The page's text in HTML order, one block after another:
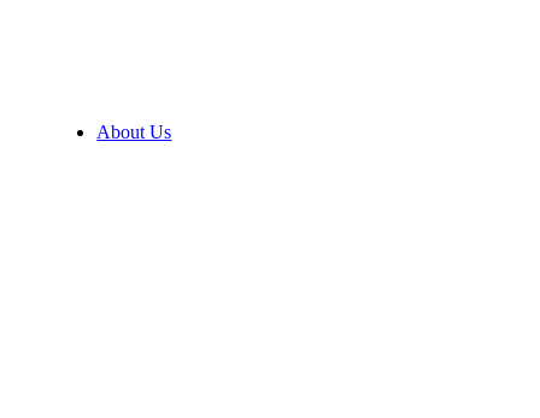
About Us